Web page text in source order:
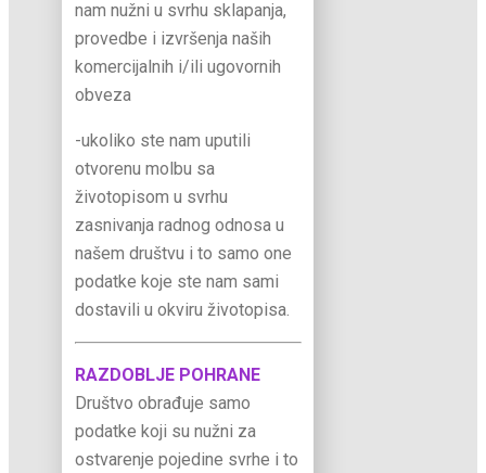
nam nužni u svrhu sklapanja,
provedbe i izvršenja naših
komercijalnih i/ili ugovornih
obveza
-ukoliko ste nam uputili
otvorenu molbu sa
životopisom u svrhu
zasnivanja radnog odnosa u
našem društvu i to samo one
podatke koje ste nam sami
dostavili u okviru životopisa.
RAZDOBLJE POHRANE
Društvo obrađuje samo
podatke koji su nužni za
ostvarenje pojedine svrhe i to